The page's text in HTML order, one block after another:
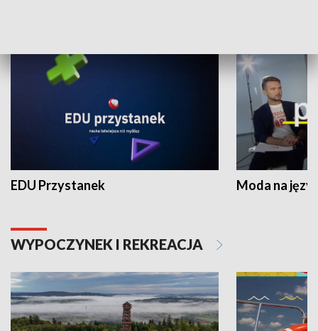
EDU Przystanek Moda na
WYPOCZYNEK I REKREACJA